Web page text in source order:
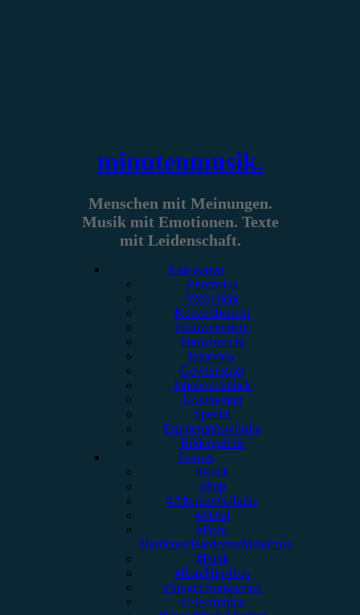
minutenmusik.
Menschen mit Meinungen.
Musik mit Emotionen. Texte
mit Leidenschaft.
Kategorien
Rezension
Vorbericht
Konzertbericht
Festivalbericht
Showbericht
Interview
Gewinnspiel
Jahresrückblick
Kommentar
Special
Erinnerungswürdig
Bildergalerie
Genres
#Rock
#Pop
#Alternative/Indie
#Metal
#Post-
Hardcore/Hardcore/Metalcore
#Punk
#Rap/Hip-Hop
#Singer/Songwriter
#Electronica